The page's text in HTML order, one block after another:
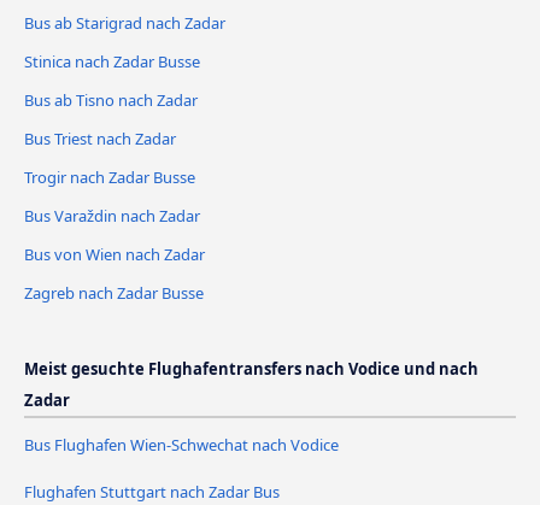
Bus ab Starigrad nach Zadar
Stinica nach Zadar Busse
Bus ab Tisno nach Zadar
Bus Triest nach Zadar
Trogir nach Zadar Busse
Bus Varaždin nach Zadar
Bus von Wien nach Zadar
Zagreb nach Zadar Busse
Meist gesuchte Flughafentransfers nach Vodice und nach
Zadar
Bus Flughafen Wien-Schwechat nach Vodice
Flughafen Stuttgart nach Zadar Bus